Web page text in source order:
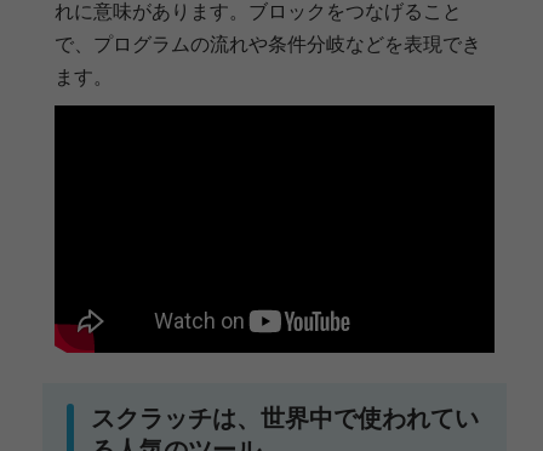
れに意味があります。ブロックをつなげること
で、プログラムの流れや条件分岐などを表現でき
ます。
スクラッチは、世界中で使われてい